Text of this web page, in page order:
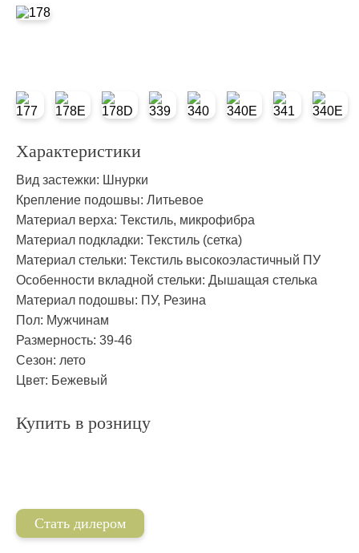
Характеристики
Вид застежки: Шнурки
Крепление подошвы: Литьевое
Материал верха: Текстиль, микрофибра
Материал подкладки: Текстиль (сетка)
Материал стельки: Текстиль высокоэластичный ПУ
Особенности вкладной стельки: Дышащая стелька
Материал подошвы: ПУ, Резина
Пол: Мужчинам
Размерность: 39-46
Сезон: лето
Цвет: Бежевый
Купить в розницу
Стать дилером